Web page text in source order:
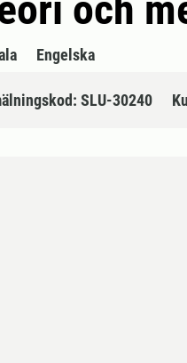
Engelska
SLU-30240